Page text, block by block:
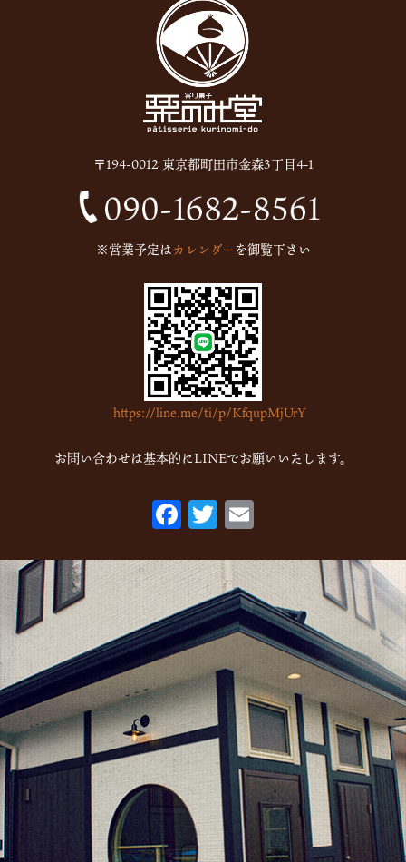
〒194-0012 東京都町田市金森3丁目4-1
※営業予定はカレンダーを御覧下さい
https://line.me/ti/p/KfqupMjUrY
お問い合わせは基本的にLINEでお願いいたします。
F
ac
eb
o
o
k
T
w
itt
er
ai
l